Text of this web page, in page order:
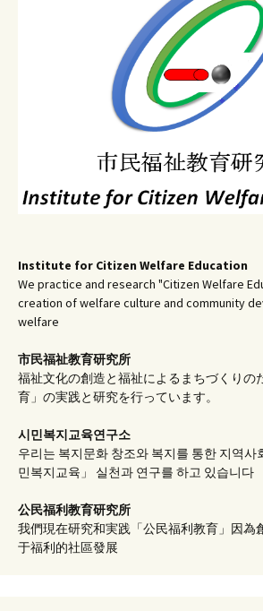
Institute for Citizen Welfare Education
We practice and research "Citizen Welfare
creation of welfare culture and community
welfare
市民福祉教育研究所
福祉文化の創造と福祉によるまちづくりの
育」の実践と研究を行っています。
시민복지교육연구소
우리는 복지문화 창조와 복지를 통한 지역사
민복지교육」 실천과 연구를 하고 있습니다
公民福利教育研究所
我們現在研究和実践「公民福利教育」因為
于福利的社區發展